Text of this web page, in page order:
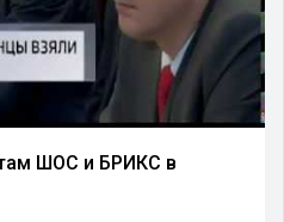
ШОС и БРИКС в